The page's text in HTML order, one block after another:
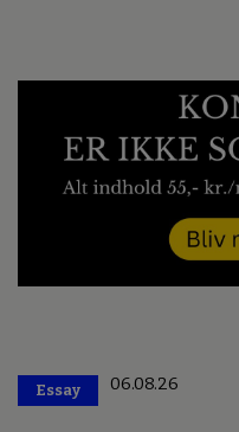
Essay 06.08.26